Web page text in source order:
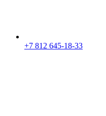
+7 812 645-18-33